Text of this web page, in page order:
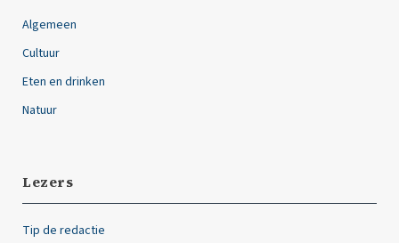
Algemeen
Cultuur
Eten en drinken
Natuur
Lezers
Tip de redactie